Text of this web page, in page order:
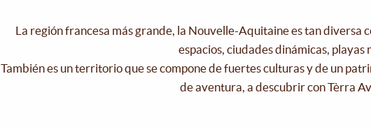
La región francesa más grande, la Nouvelle-Aquitaine es tan diversa
espacios, ciudades dinámicas, playas
También es un territorio que se compone de fuertes culturas y de un
de aventura, a descubrir con Tèrra